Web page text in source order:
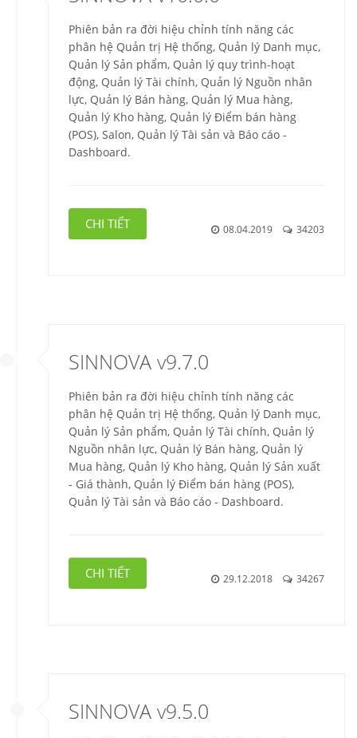
Phiên bản ra đời hiệu chỉnh tính năng các
phân hệ Quản trị Hệ thống, Quản lý Danh mục,
Quản lý Sản phẩm, Quản lý quy trình-hoạt
động, Quản lý Tài chính, Quản lý Nguồn nhân
lực, Quản lý Bán hàng, Quản lý Mua hàng,
Quản lý Kho hàng, Quản lý Điểm bán hàng
(POS), Salon, Quản lý Tài sản và Báo cáo -
Dashboard.
CHI TIẾT 08.04.2019 34203
SINNOVA v9.7.0
Phiên bản ra đời hiệu chỉnh tính năng các
phân hệ Quản trị Hệ thống, Quản lý Danh mục,
Quản lý Sản phẩm, Quản lý Tài chính, Quản lý
Nguồn nhân lực, Quản lý Bán hàng, Quản lý
Mua hàng, Quản lý Kho hàng, Quản lý Sản xuất
- Giá thành, Quản lý Điểm bán hàng (POS),
Quản lý Tài sản và Báo cáo - Dashboard.
CHI TIẾT 29.12.2018 34267
SINNOVA v9.5.0